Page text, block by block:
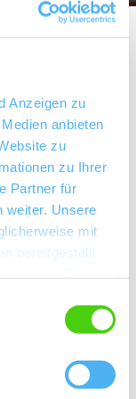
Anzeigen zu
anbieten
zu
zu Ihrer
Partner für
weiter. Unsere
mit
bereitgestellt
Michel